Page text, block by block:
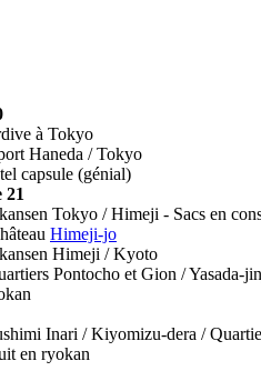
à Tokyo
Haneda / Tokyo
capsule (génial)
21
Tokyo / Himeji - Sacs en
Himeji-jo
Himeji / Kyoto
Pontocho et Gion / Yasada-
Inari / Kiyomizu-dera /
en ryokan